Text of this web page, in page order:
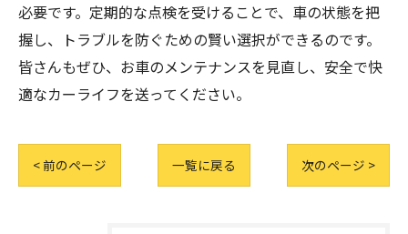
必要です。定期的な点検を受けることで、車の状態を把
握し、トラブルを防ぐための賢い選択ができるのです。
皆さんもぜひ、お車のメンテナンスを見直し、安全で快
適なカーライフを送ってください。
< 前のページ 一覧に戻る 次のページ >